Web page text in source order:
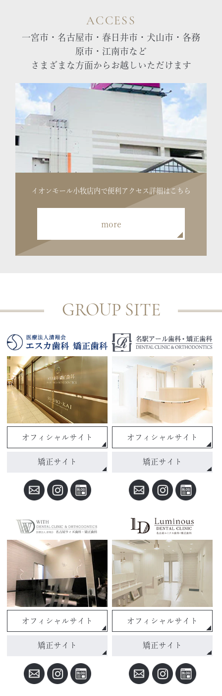
ACCESS
一宮市・名古屋市・春日井市・犬山市・各務
原市・江南市など
さまざまな方面からお越しいただけます
イオンモール小牧店内で便利 アクセス詳細はこちら
more
GROUP SITE
オフィシャルサイト
矯正サイト
オフィシャルサイト
矯正サイト
オフィシャルサイト
矯正サイト
オフィシャルサイト
矯正サイト